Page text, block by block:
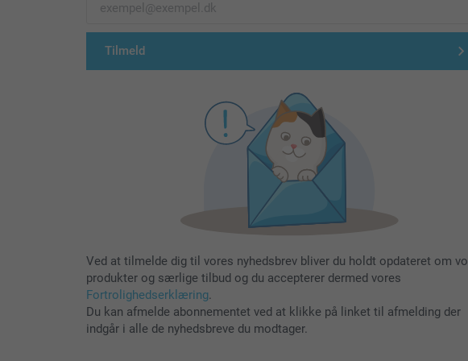
Tilmeld
Ved at tilmelde dig til vores nyhedsbrev bliver du holdt opdateret om
produkter og særlige tilbud og du accepterer dermed vores
Fortrolighedserklæring.
Du kan afmelde abonnementet ved at klikke på linket til afmelding der
indgår i alle de nyhedsbreve du modtager.